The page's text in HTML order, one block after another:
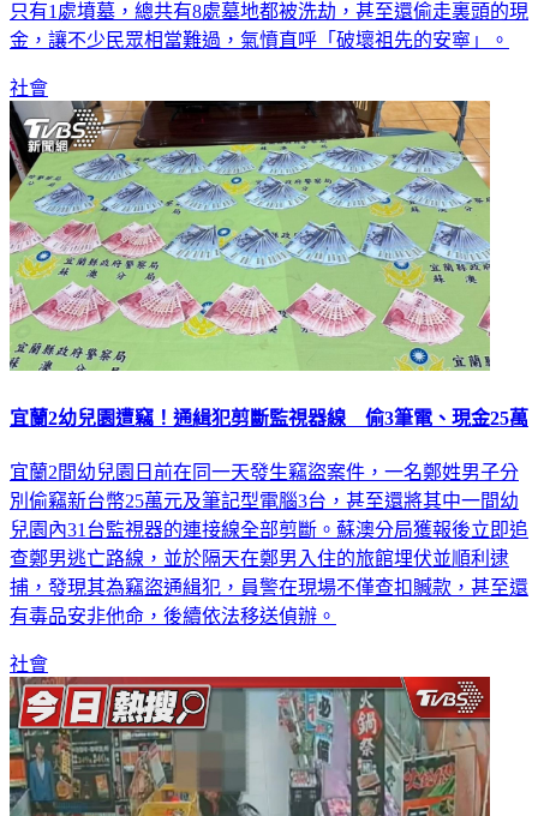
只有1處墳墓，總共有8處墓地都被洗劫，甚至還偷走裏頭的現
金，讓不少民眾相當難過，氣憤直呼「破壞祖先的安寧」。
社會
宜蘭2幼兒園遭竊！通緝犯剪斷監視器線 偷3筆電、現金25萬
宜蘭2間幼兒園日前在同一天發生竊盜案件，一名鄭姓男子分
別偷竊新台幣25萬元及筆記型電腦3台，甚至還將其中一間幼
兒園內31台監視器的連接線全部剪斷。蘇澳分局獲報後立即追
查鄭男逃亡路線，並於隔天在鄭男入住的旅館埋伏並順利逮
捕，發現其為竊盜通緝犯，員警在現場不僅查扣贓款，甚至還
有毒品安非他命，後續依法移送偵辦。
社會